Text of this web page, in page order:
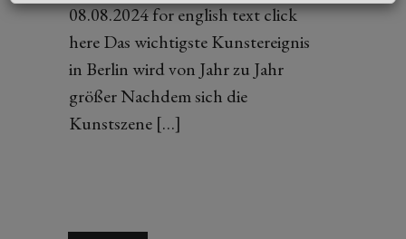
08.08.2024 for english text click
here Das wichtigste Kunstereignis
in Berlin wird von Jahr zu Jahr
größer Nachdem sich die
Kunstszene […]